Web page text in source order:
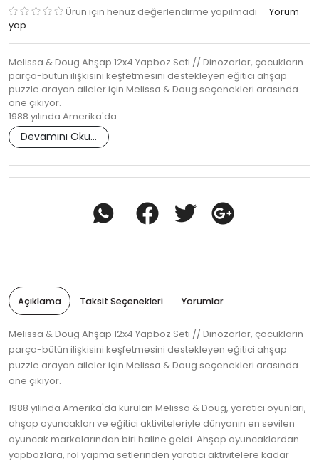
Ürün için henüz değerlendirme yapılmadı
Yorum
yap
Melissa & Doug Ahşap 12x4 Yapboz Seti // Dinozorlar, çocukların
parça-bütün ilişkisini keşfetmesini destekleyen eğitici ahşap
puzzle arayan aileler için Melissa & Doug seçenekleri arasında
öne çıkıyor.
1988 yılında Amerika'da…
Devamını Oku...
Açıklama Taksit Seçenekleri Yorumlar
Melissa & Doug Ahşap 12x4 Yapboz Seti // Dinozorlar, çocukların
parça-bütün ilişkisini keşfetmesini destekleyen eğitici ahşap
puzzle arayan aileler için Melissa & Doug seçenekleri arasında
öne çıkıyor.
1988 yılında Amerika'da kurulan Melissa & Doug, yaratıcı oyunları,
ahşap oyuncakları ve eğitici aktiviteleriyle dünyanın en sevilen
oyuncak markalarından biri haline geldi. Ahşap oyuncaklardan
yapbozlara, rol yapma setlerinden yaratıcı aktivitelere kadar